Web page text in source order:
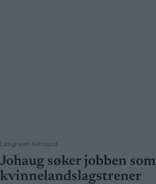
Langrenn Allround
Johaug søker jobben som
kvinnelandslagstrener